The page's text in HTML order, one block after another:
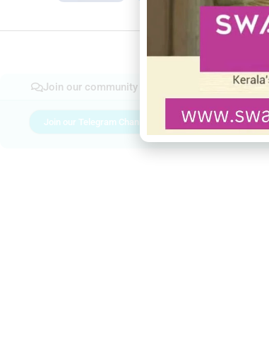
Join our community
Join our Telegram Channel Join